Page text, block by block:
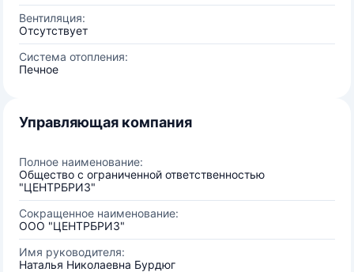
Вентиляция:
Отсутствует
Система отопления:
Печное
Управляющая компания
Полное наименование:
Общество с ограниченной ответственностью
"ЦЕНТРБРИЗ"
Сокращенное наименование:
ООО "ЦЕНТРБРИЗ"
Имя руководителя:
Наталья Николаевна Бурдюг